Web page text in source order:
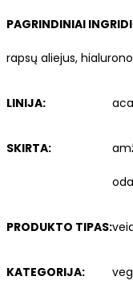
PAGRINDINIAI
rapsų aliejus,
LINIJA:
SKIRTA:
PRODUKTO TIPAS:
KATEGORIJA: